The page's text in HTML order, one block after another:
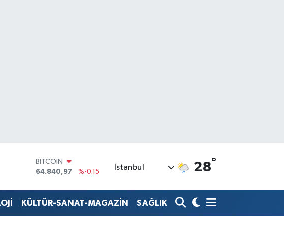
BITCOIN
64.840,97
%-0.15
47,7436
%0.18
EURO
İstanbul 28°
KÜLTÜR-SANAT-MAGAZİN SAĞLIK